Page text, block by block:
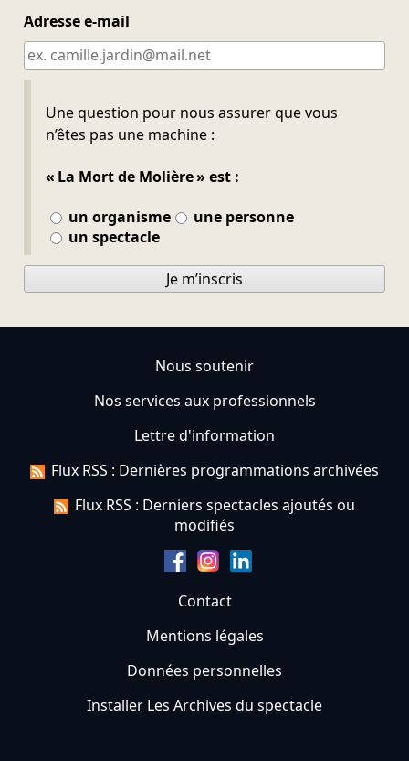
Adresse e-mail
Une question pour nous assurer que vous
n’êtes pas une machine :
« La Mort de Molière » est :
un organisme
une personne
un spectacle
Ne pas remplir
Je m’inscris
Nous soutenir
Nos services aux professionnels
Lettre d'information
Flux RSS : Dernières programmations archivées
Flux RSS : Derniers spectacles ajoutés ou
modifiés
Contact
Mentions légales
Données personnelles
Installer Les Archives du spectacle